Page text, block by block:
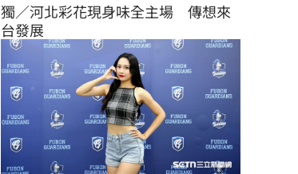
獨／河北彩花現身味全主場　傳想來
台發展